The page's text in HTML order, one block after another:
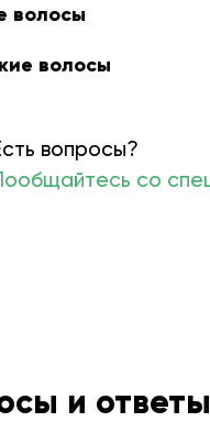
волосы
волосы
вопросы?
со
и ответы